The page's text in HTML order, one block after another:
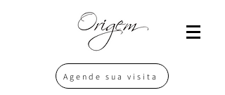
Agende sua visita